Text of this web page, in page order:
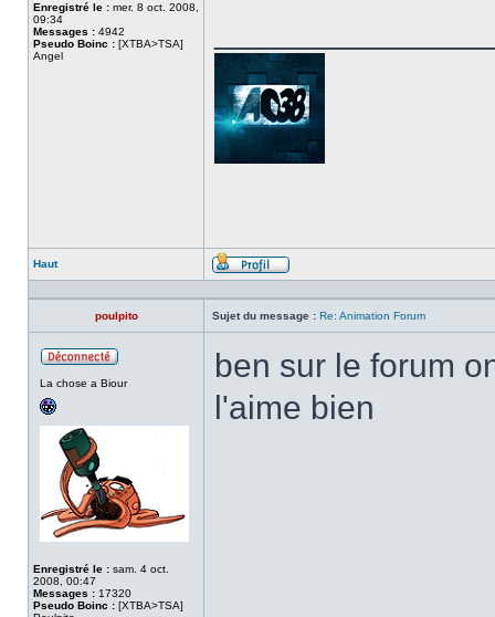
Enregistré le : mer. 8 oct. 2008,
09:34
Messages : 4942
Pseudo Boinc : [XTBA>TSA]
Angel
Haut
Profil
poulpito Sujet du message : Re: Animation Forum
ligne
La chose a Biour
Enregistré le : sam. 4 oct.
2008, 00:47
Messages : 17320
Pseudo Boinc : [XTBA>TSA]
ben sur le forum
l'aime bien